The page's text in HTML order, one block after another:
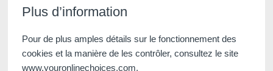
Plus d’information
Pour de plus amples détails sur le fonctionnement des
cookies et la manière de les contrôler, consultez le site
www.youronlinechoices.com.